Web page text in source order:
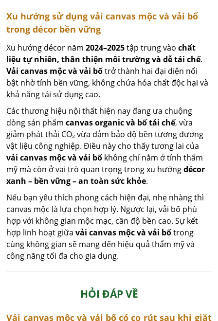
Xu hướng sử dụng vải canvas mộc và vải bố
trong décor bền vững
Xu hướng décor năm2024–2025tập trung vàochất
liệu tự nhiên, thân thiện môi trường và dễ tái chế.
Vải canvas mộc và vải bốtrở thành hai đại diện nổi
bật nhờ tính bền vững, không chứa hóa chất độc hại và
khả năng tái sử dụng cao.
Các thương hiệu nội thất hiện nay đang ưa chuộng
dòng sản phẩmcanvas organic và bố tái chế, vừa
giảm phát thải CO₂ vừa đảm bảo độ bền tương đương
vật liệu công nghiệp. Điều này cho thấy tương lai của
vải canvas mộc và vải bố không chỉ nằm ở tính thẩm
mỹ mà còn ở vai trò quan trọng trong xu hướngdécor
xanh – bền vững – an toàn sức khỏe.
Nếu bạn yêu thích phong cách hiện đại, nhẹ nhàng thì
canvas mộc là lựa chọn hợp lý. Ngược lại, vải bố phù
hợp với không gian mộc mạc, cần độ bền cao. Sự kết
hợp linh hoạt giữavải canvas mộc và vải bốtrong
cùng không gian sẽ mang đến hiệu quả thẩm mỹ và
công năng tối đa cho gia dụng.
HỎI ĐÁP VỀ
Vải canvas mộc và vải bố có co rút sau khi giặt